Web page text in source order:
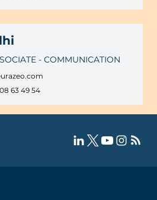
- COMMUNICATION
63 49 54